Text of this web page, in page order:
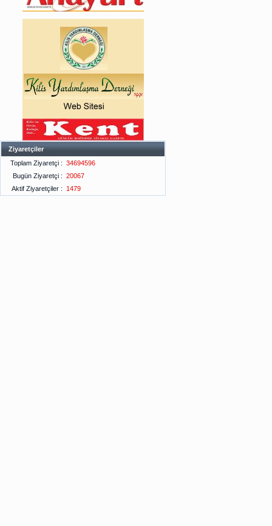
Ziyaretçiler
Toplam Ziyaretçi : 34694596
Bugün Ziyaretçi : 20067
Aktif Ziyaretçiler :
1479